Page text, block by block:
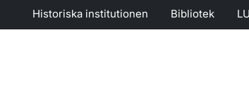
Historiska institutionen Bibliotek